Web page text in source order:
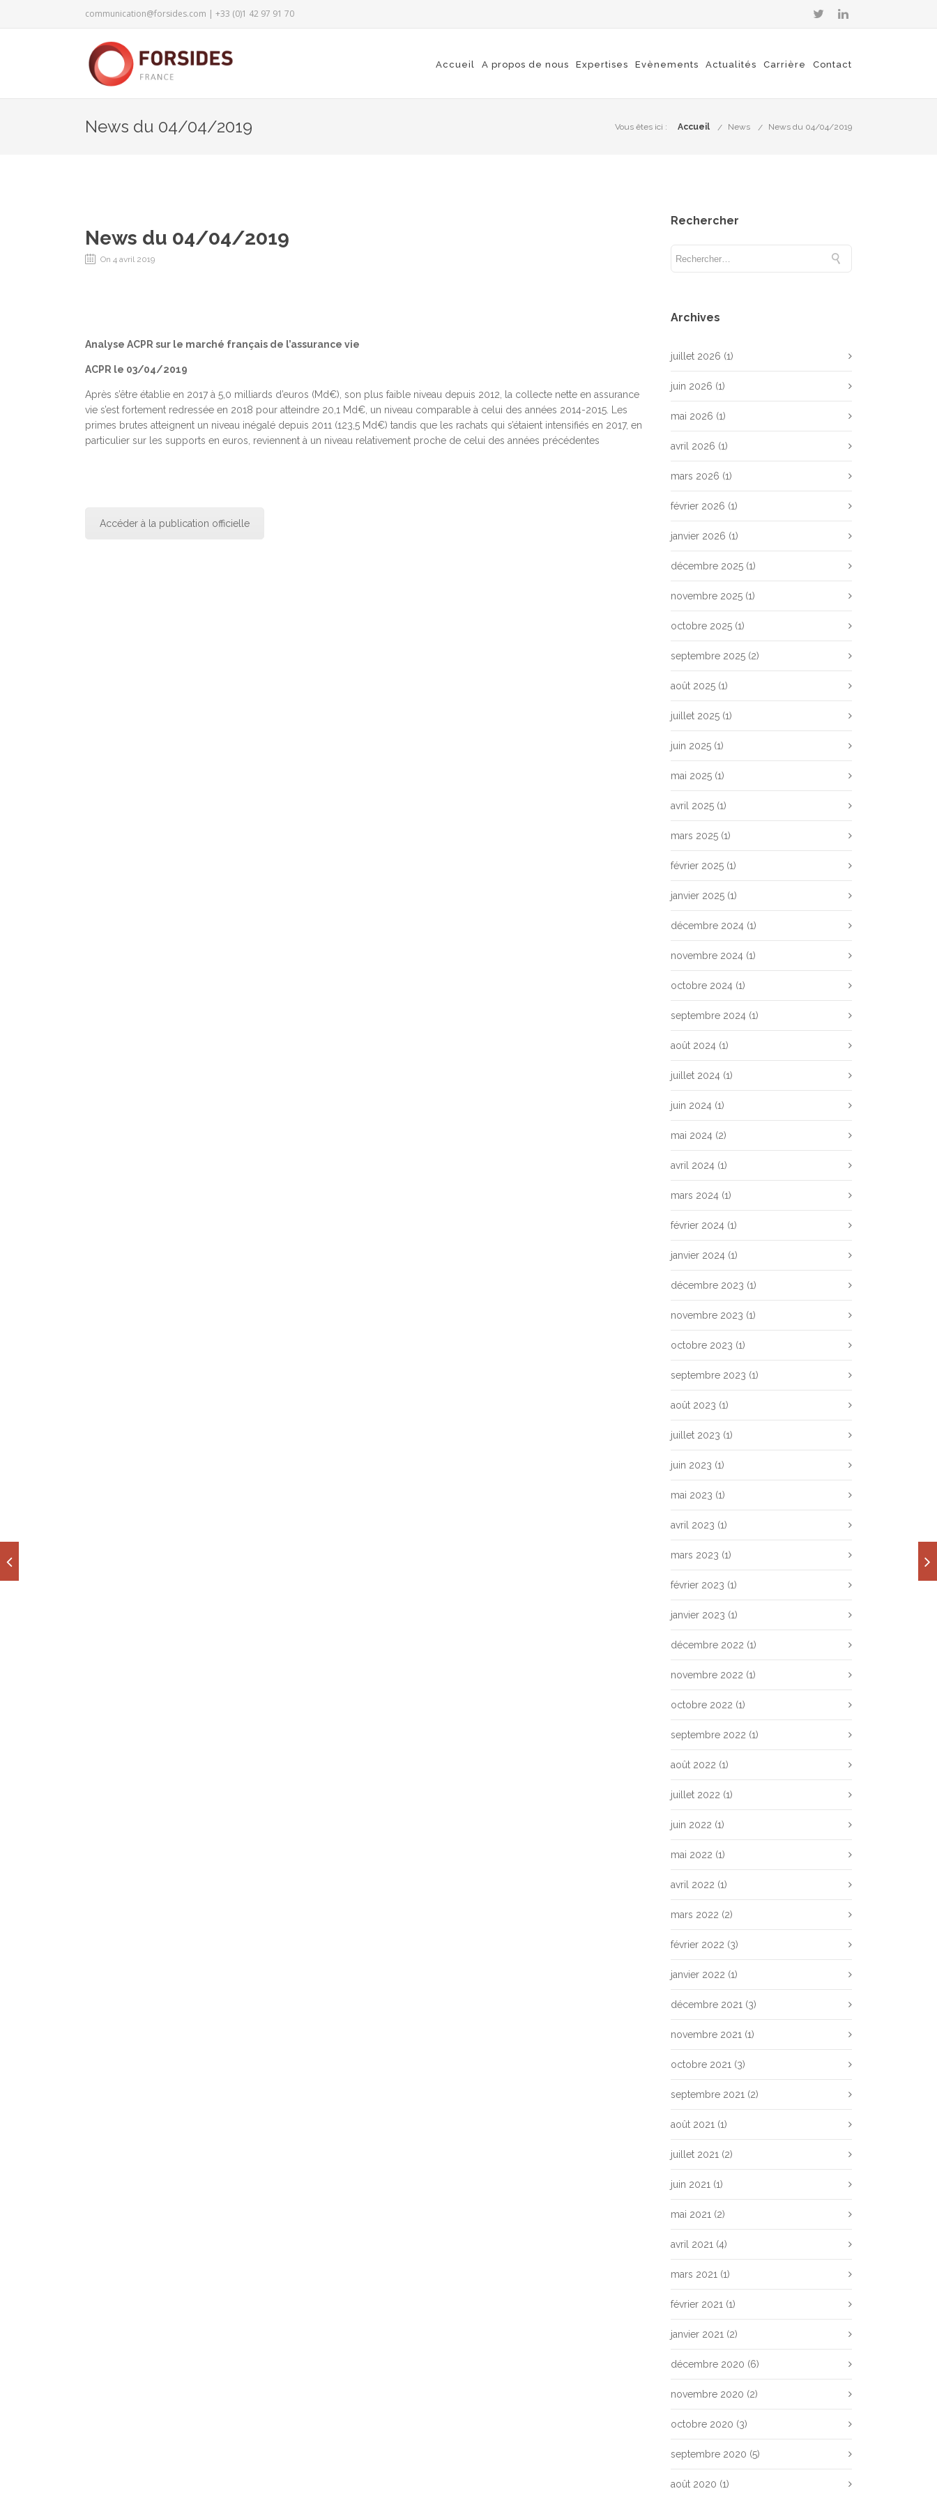
communication@forsides.com | +33 (0)1 42 97 91 70
Accueil A propos de nous Expertises Evènements Actualités Carrière Contact
News du 04/04/2019 Vous êtes ici : Accueil News News du 04/04/2019
News du 04/04/2019
On 4 avril 2019
Analyse ACPR sur le marché français de l’assurance vie
ACPR le 03/04/2019
Après s’être établie en 2017 à 5,0 milliards d’euros (Md€), son plus faible niveau depuis 2012, la collecte nette en assurance
vie s’est fortement redressée en 2018 pour atteindre 20,1 Md€, un niveau comparable à celui des années 2014-2015. Les
primes brutes atteignent un niveau inégalé depuis 2011 (123,5 Md€) tandis que les rachats qui s’étaient intensifiés en 2017, en
particulier sur les supports en euros, reviennent à un niveau relativement proche de celui des années précédentes
Accéder à la publication officielle
Rechercher
Archives
juillet 2026 (1)
juin 2026 (1)
mai 2026 (1)
avril 2026 (1)
mars 2026 (1)
février 2026 (1)
janvier 2026 (1)
décembre 2025 (1)
novembre 2025 (1)
octobre 2025 (1)
septembre 2025 (2)
août 2025 (1)
juillet 2025 (1)
juin 2025 (1)
mai 2025 (1)
avril 2025 (1)
mars 2025 (1)
février 2025 (1)
janvier 2025 (1)
décembre 2024 (1)
novembre 2024 (1)
octobre 2024 (1)
septembre 2024 (1)
août 2024 (1)
juillet 2024 (1)
juin 2024 (1)
mai 2024 (2)
avril 2024 (1)
mars 2024 (1)
février 2024 (1)
janvier 2024 (1)
décembre 2023 (1)
novembre 2023 (1)
octobre 2023 (1)
septembre 2023 (1)
août 2023 (1)
juillet 2023 (1)
juin 2023 (1)
mai 2023 (1)
avril 2023 (1)
mars 2023 (1)
février 2023 (1)
janvier 2023 (1)
décembre 2022 (1)
novembre 2022 (1)
octobre 2022 (1)
septembre 2022 (1)
août 2022 (1)
juillet 2022 (1)
juin 2022 (1)
mai 2022 (1)
avril 2022 (1)
mars 2022 (2)
février 2022 (3)
janvier 2022 (1)
décembre 2021 (3)
novembre 2021 (1)
octobre 2021 (3)
septembre 2021 (2)
août 2021 (1)
juillet 2021 (2)
juin 2021 (1)
mai 2021 (2)
avril 2021 (4)
mars 2021 (1)
février 2021 (1)
janvier 2021 (2)
décembre 2020 (6)
novembre 2020 (2)
octobre 2020 (3)
septembre 2020 (5)
août 2020 (1)